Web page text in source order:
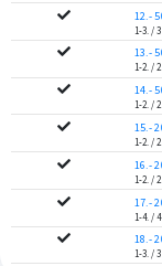
12.-
1-3. / 3
13.-
1-2. / 2
14.-
1-2. / 2
15.-
1-2. / 2
16.-
1-2. / 2
17.-
1-4. / 4
18.-
1-3. / 3